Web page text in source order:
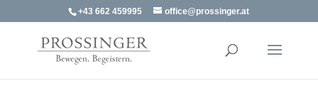
+43 662 459995 office@prossinger.at